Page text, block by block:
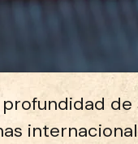
profundidad